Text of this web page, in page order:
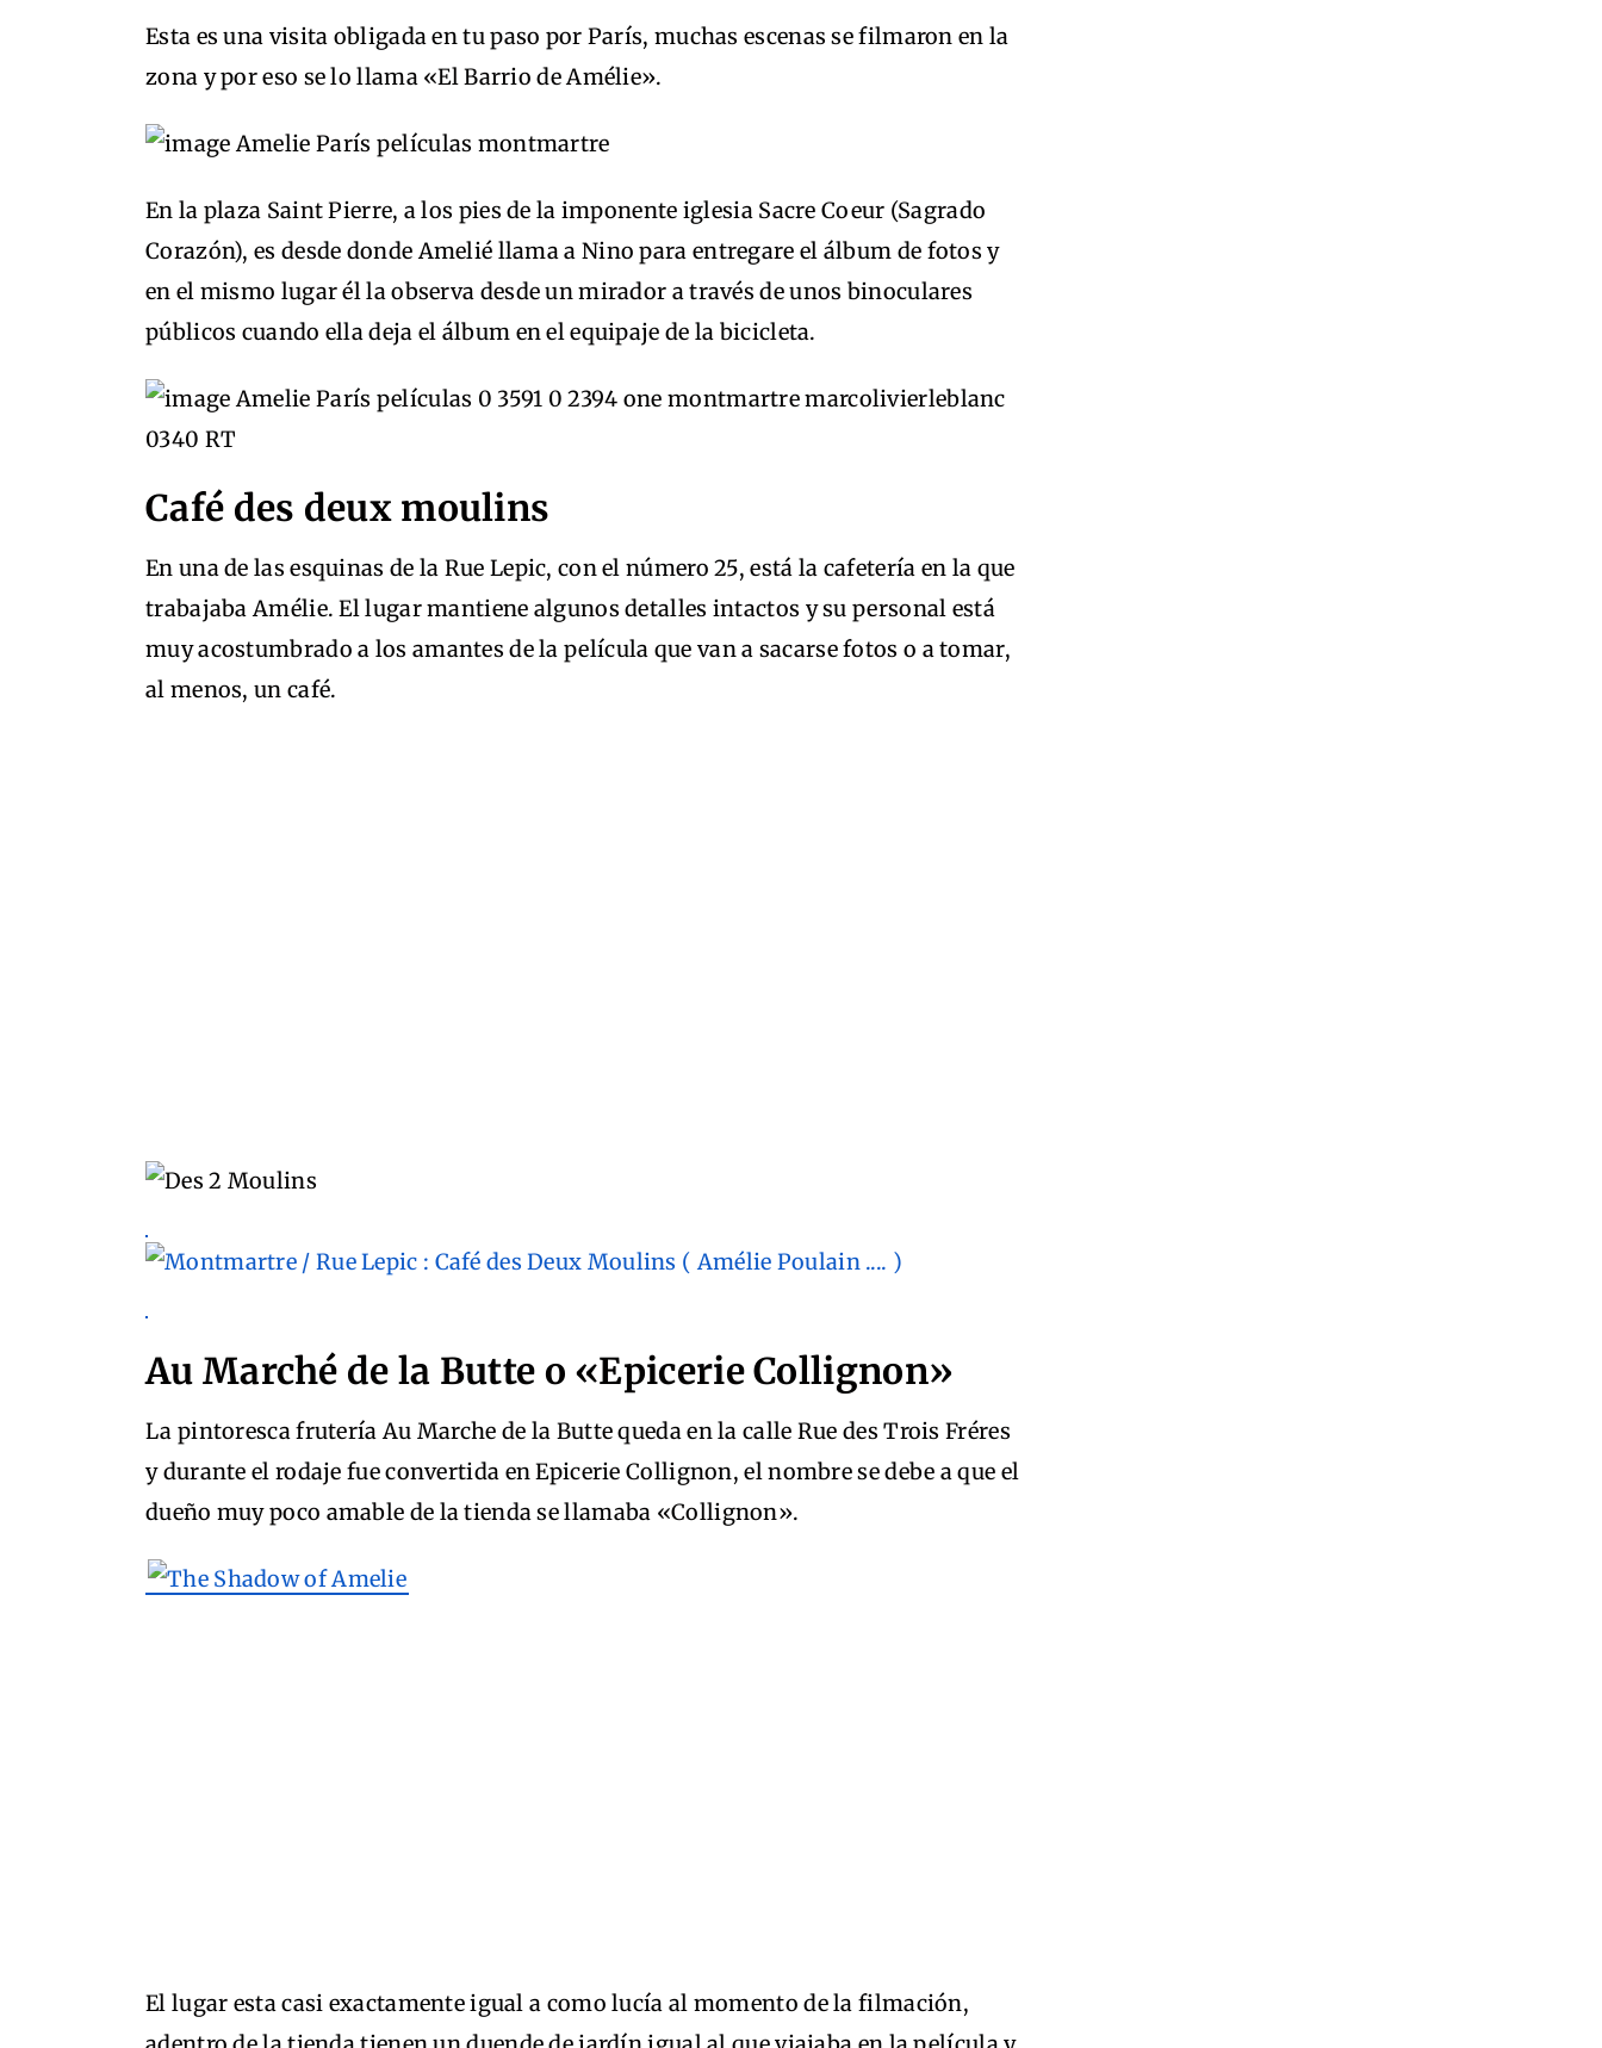
Esta es una visita obligada en tu paso por París, muchas escenas se filmaron en la
zona y por eso se lo llama «El Barrio de Amélie».
En la plaza Saint Pierre, a los pies de la imponente iglesia Sacre Coeur (Sagrado
Corazón), es desde donde Amelié llama a Nino para entregare el álbum de fotos y
en el mismo lugar él la observa desde un mirador a través de unos binoculares
públicos cuando ella deja el álbum en el equipaje de la bicicleta.
Café des deux moulins
En una de las esquinas de la Rue Lepic, con el número 25, está la cafetería en la que
trabajaba Amélie. El lugar mantiene algunos detalles intactos y su personal está
muy acostumbrado a los amantes de la película que van a sacarse fotos o a tomar,
al menos, un café.
Au Marché de la Butte o «Epicerie Collignon»
La pintoresca frutería Au Marche de la Butte queda en la calle Rue des Trois Fréres
y durante el rodaje fue convertida en Epicerie Collignon, el nombre se debe a que el
dueño muy poco amable de la tienda se llamaba «Collignon».
El lugar esta casi exactamente igual a como lucía al momento de la filmación,